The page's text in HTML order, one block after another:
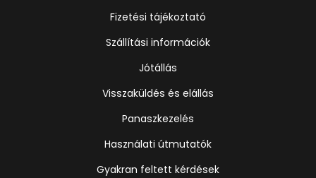
Fizetési tájékoztató
Szállítási információk
Jótállás
Visszaküldés és elállás
Panaszkezelés
Használati útmutatók
Gyakran feltett kérdések